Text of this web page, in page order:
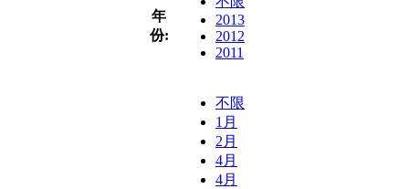
年
份:
2013
2012
2011
不限
1月
2月
4月
4月